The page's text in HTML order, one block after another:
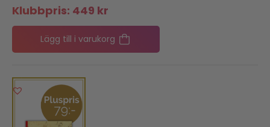
Klubbpris: 449 kr
Lägg till i varukorg